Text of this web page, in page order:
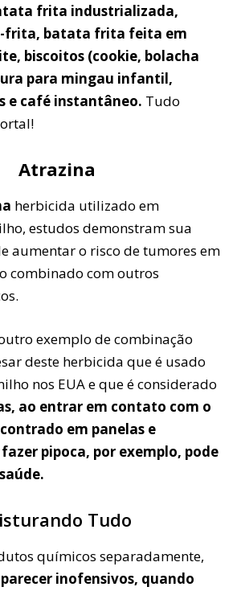
frita industrializada,
frita, batata frita feita em
biscoitos (cookie, bolacha
para mingau infantil,
e café instantâneo. Tudo
Atrazina
herbicida utilizado em
estudos demonstram sua
aumentar o risco de tumores em
combinado com outros
exemplo de combinação
deste herbicida que é usado
nos EUA e que é considerado
ao entrar em contato com o
em panelas e
pipoca, por exemplo, pode
Tudo
químicos separadamente,
parecer inofensivos, quando